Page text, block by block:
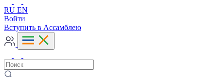
RU EN
Войти
Вступить в Ассамблею